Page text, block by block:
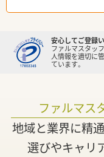
安心してご登録
ファルマスタッ
人情報を適切に
ています。
ファルマス
地域と業界に精
選びやキャリ